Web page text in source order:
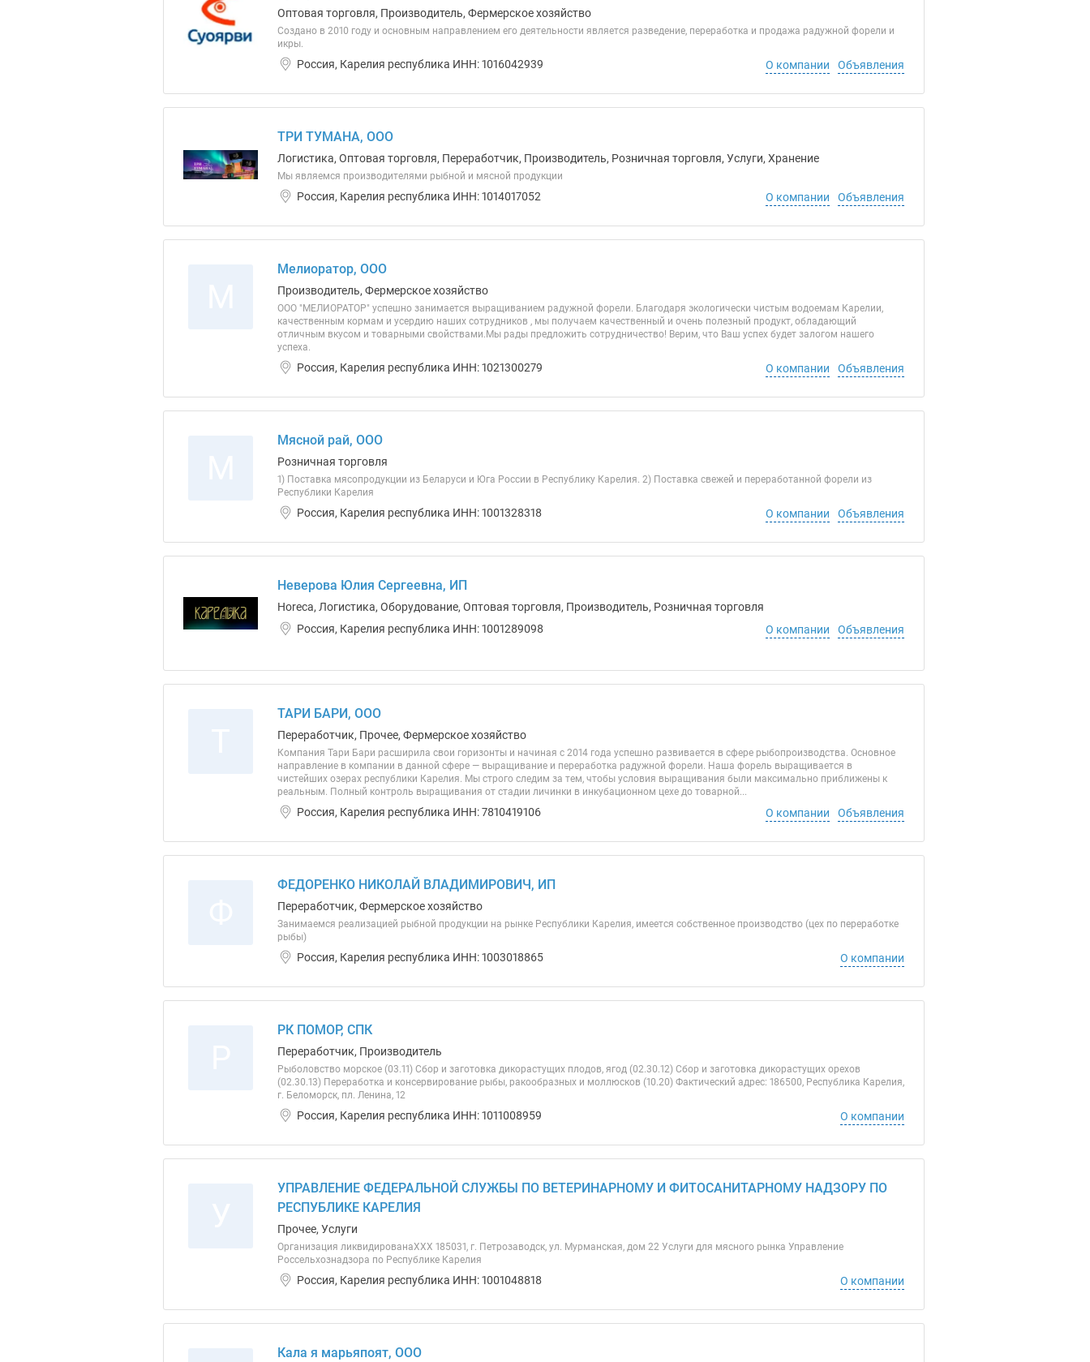
Оптовая торговля, Производитель, Фермерское хозяйство
Создано в 2010 году и основным направлением его деятельности является разведение, переработка и продажа радужной форели и
икры.
Россия, Карелия республика ИНН: 1016042939 О компании Объявления
ТРИ ТУМАНА, ООО
Логистика, Оптовая торговля, Переработчик, Производитель, Розничная торговля, Услуги, Хранение
Мы являемся производителями рыбной и мясной продукции
Россия, Карелия республика ИНН: 1014017052 О компании Объявления
Мелиоратор, ООО
Производитель, Фермерское хозяйство
ООО "МЕЛИОРАТОР" успешно занимается выращиванием радужной форели. Благодаря экологически чистым водоемам Карелии,
качественным кормам и усердию наших сотрудников , мы получаем качественный и очень полезный продукт, обладающий
отличным вкусом и товарными свойствами.Мы рады предложить сотрудничество! Верим, что Ваш успех будет залогом нашего
успеха.
Россия, Карелия республика ИНН: 1021300279 О компании Объявления
Мясной рай, ООО
Розничная торговля
1) Поставка мясопродукции из Беларуси и Юга России в Республику Карелия. 2) Поставка свежей и переработанной форели из
Республики Карелия
Россия, Карелия республика ИНН: 1001328318 О компании Объявления
Неверова Юлия Сергеевна, ИП
Horeca, Логистика, Оборудование, Оптовая торговля, Производитель, Розничная торговля
Россия, Карелия республика ИНН: 1001289098
О компании Объявления
ТАРИ БАРИ, ООО
Переработчик, Прочее, Фермерское хозяйство
Компания Тари Бари расширила свои горизонты и начиная с 2014 года успешно развивается в сфере рыбопроизводства. Основное
направление в компании в данной сфере — выращивание и переработка радужной форели. Наша форель выращивается в
чистейших озерах республики Карелия. Мы строго следим за тем, чтобы условия выращивания были максимально приближены к
реальным. Полный контроль выращивания от стадии личинки в инкубационном цехе до товарной...
Россия, Карелия республика ИНН: 7810419106 О компании Объявления
ФЕДОРЕНКО НИКОЛАЙ ВЛАДИМИРОВИЧ, ИП
Переработчик, Фермерское хозяйство
Занимаемся реализацией рыбной продукции на рынке Республики Карелия, имеется собственное производство (цех по переработке
рыбы)
Россия, Карелия республика ИНН: 1003018865 О компании
РК ПОМОР, СПК
Переработчик, Производитель
Рыболовство морское (03.11) Сбор и заготовка дикорастущих плодов, ягод (02.30.12) Сбор и заготовка дикорастущих орехов
(02.30.13) Переработка и консервирование рыбы, ракообразных и моллюсков (10.20) Фактический адрес: 186500, Республика Карелия,
г. Беломорск, пл. Ленина, 12
Россия, Карелия республика ИНН: 1011008959 О компании
УПРАВЛЕНИЕ ФЕДЕРАЛЬНОЙ СЛУЖБЫ ПО ВЕТЕРИНАРНОМУ И ФИТОСАНИТАРНОМУ НАДЗОРУ ПО
РЕСПУБЛИКЕ КАРЕЛИЯ
Прочее, Услуги
Организация ликвидированаХХХ 185031, г. Петрозаводск, ул. Мурманская, дом 22 Услуги для мясного рынка Управление
Россельхознадзора по Республике Карелия
Россия, Карелия республика ИНН: 1001048818 О компании
Кала я марьяпоят, ООО